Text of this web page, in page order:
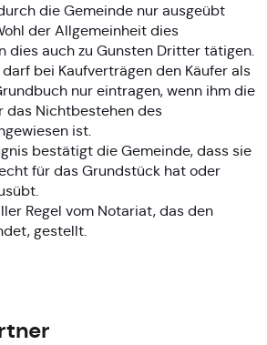
die Gemeinde nur ausgeübt
der Allgemeinheit dies
dies auch zu Gunsten Dritter tätigen.
darf bei Kaufverträgen den Käufer als
nur eintragen, wenn ihm die
das Nichtbestehen des
ist.
bestätigt die Gemeinde, dass sie
für das Grundstück hat oder
Regel vom Notariat, das den
gestellt.